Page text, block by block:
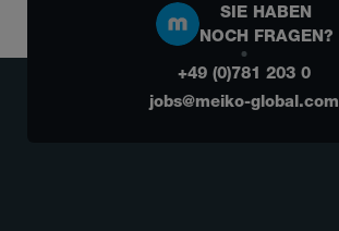
SIE HABEN
NOCH FRAGEN?
+49 (0)781 203 0
jobs@meiko-global.com